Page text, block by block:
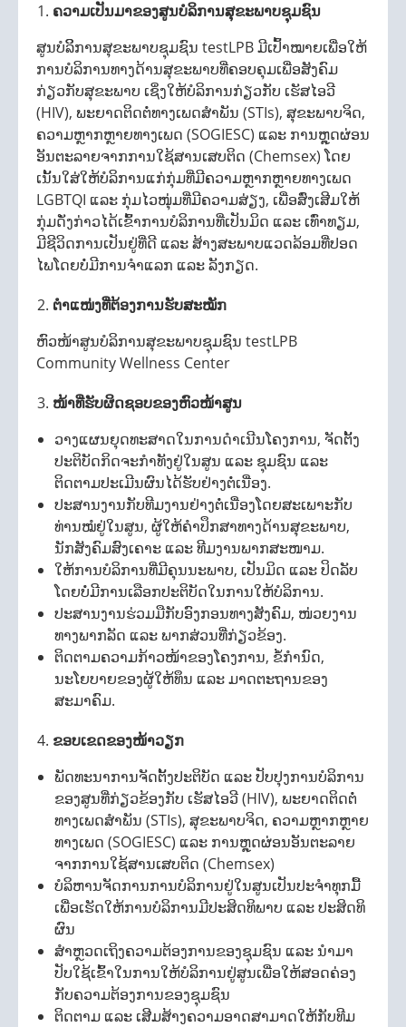
ຄວາມເປັນມາຂອງສູນບໍລິການສຸຂະພາບຊຸມຊົນ
ສູນບໍລິິການສຸຂະພາບຊຸມຊົນ testLPB ມີເປົ້າໝາຍເພື່ອໃຫ້
ການບໍລິການທາງດ້ານສຸຂະພາບທີ່ຄອບຄຸມເພື່ອສັງຄົມ
ກ່ຽວກັບສຸຂະພາບ ເຊິ່ງໃຫ້ບໍລິການກ່ຽວກັບ ເຮັສໄອວີ
(HIV), ພະຍາດຕິດຕໍ່ທາງເພດສຳພັນ (STIs), ສຸຂະພາບຈິດ,
ຄວາມຫຼາກຫຼາຍທາງເພດ (SOGIESC) ແລະ ການຫຼຸດຜ່ອນ
ອັນຕະລາຍຈາກການໃຊ້ສານເສບຕິດ (Chemsex) ໂດຍ
ເນັ້ນໃສ່ໃຫ້ບໍລິການແກ່ກຸ່ມທີ່ມີຄວາມຫຼາກຫຼາຍທາງເພດ
LGBTQI ແລະ ກຸ່ມໄວໜຸ່ມທີ່ມີຄວາມສ່ຽງ, ເພື່ອສົ່ງເສີມໃຫ້
ກຸ່ມດັ່ງກ່າວໄດ້ເຂົ້າການບໍລິການທີ່ເປັນມິດ ແລະ ເທົ່າທຽມ,
ມີຊີວິດການເປັນຢູ່ທີ່ດີ ແລະ ສ້າງສະພາບແວດລ້ອມທີ່ປອດ
ໄພໂດຍບໍ່ມີການຈຳແລກ ແລະ ລັງກຽດ.
ຕຳແໜ່ງທີ່ຕ້ອງການຮັບສະໝັກ
ຫົວໜ້າສູນບໍລິການສຸຂະພາບຊຸມຊົນ testLPB
Community Wellness Center
ໜ້າທີ່ຮັບຜິດຊອບຂອງຫົວໜ້າສູນ
ວາງແຜນຍຸດທະສາດໃນການດຳເນີນໂຄງການ, ຈັດຕັ້ງ
ປະຕິບັດກິດຈະກຳທັງຢູ່ໃນສູນ ແລະ ຊຸມຊົນ ແລະ
ຕິດຕາມປະເມີນຜົນໄດ້ຮັບຢ່າງຕໍ່ເນື່ອງ.
ປະສານງານກັບທີມງານຢ່າງຕໍ່ເນື່ອງໂດຍສະເພາະກັບ
ທ່ານໝໍຢູ່ໃນສູນ, ຜູ້ໃຫ້ຄຳປຶກສາທາງດ້ານສຸຂະພາບ,
ນັກສັງຄົມສົງເຄາະ ແລະ ທີມງານພາກສະໜາມ.
ໃຫ້ການບໍລິການທີ່ມີຄຸນນະພາບ, ເປັນມິດ ແລະ ປິດລັບ
ໂດຍບໍ່ມີການເລືອກປະຕິບັດໃນການໃຫ້ບໍລິການ.
ປະສານງານຮ່ວມມືກັບອົງກອນທາງສັງຄົມ, ໜ່ວຍງານ
ທາງພາກລັດ ແລະ ພາກສ່ວນທີ່ກ່ຽວຂ້ອງ.
ຕິດຕາມຄວາມກ້າວໜ້າຂອງໂຄງການ, ຂໍ້ກຳນົດ,
ນະໂຍບາຍຂອງຜູ້ໃຫ້ທຶນ ແລະ ມາດຕະຖານຂອງ
ສະມາຄົມ.
ຂອບເຂດຂອງໜ້າວຽກ
ພັດທະນາການຈັດຕັ້ງປະຕິບັດ ແລະ ປັບປຸງການບໍລິການ
ຂອງສູນທີ່ກ່ຽວຂ້ອງກັບ ເຮັສໄອວີ (HIV), ພະຍາດຕິດຕໍ່
ທາງເພດສຳພັນ (STIs), ສຸຂະພາບຈິດ, ຄວາມຫຼາກຫຼາຍ
ທາງເພດ (SOGIESC) ແລະ ການຫຼຸດຜ່ອນອັນຕະລາຍ
ຈາກການໃຊ້ສານເສບຕິດ (Chemsex)
ບໍລິຫານຈັດການການບໍລິການຢູ່ໃນສູນເປັນປະຈຳທຸກມື້
ເພື່ອເຮັດໃຫ້ການບໍລິການມີປະສິດທິພາບ ແລະ ປະສິດທິ
ຜົນ
ສຳຫຼວດເຖິງຄວາມຕ້ອງການຂອງຊຸມຊົນ ແລະ ນຳມາ
ປັບໃຊ້ເຂົ້າໃນການໃຫ້ບໍລິການຢູ່ສູນເພື່ອໃຫ້ສອດຄ່ອງ
ກັບຄວາມຕ້ອງການຂອງຊຸມຊົນ
ຕິດຕາມ ແລະ ເສີມສ້າງຄວາມອາດສາມາດໃຫ້ກັບທີມ